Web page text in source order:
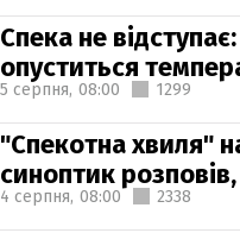
Спека не
опуститься
5 серпня, 08:00 1299
"Спекотна хвиля"
синоптик
4 серпня, 08:00 2338